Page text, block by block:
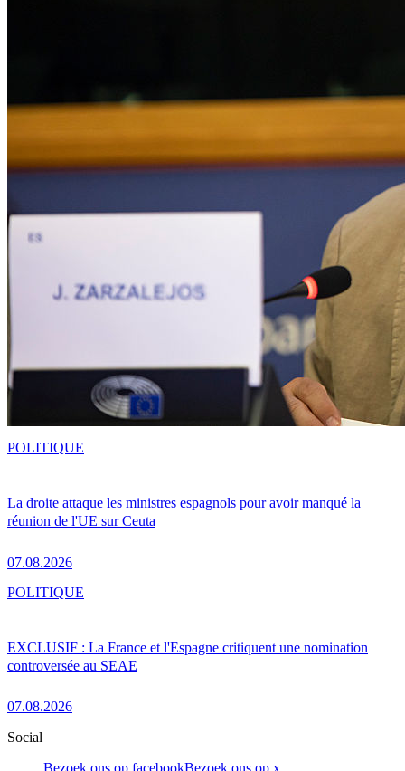
La droite attaque les ministres espagnols pour avoir manqué la
réunion de l'UE sur Ceuta
07.08.2026
POLITIQUE
EXCLUSIF : La France et l'Espagne critiquent une nomination
controversée au SEAE
07.08.2026
POLITIQUE
Social